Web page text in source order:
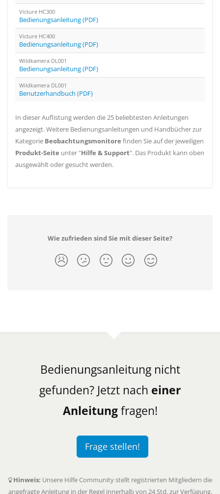
Victure HC300
Bedienungsanleitung (PDF)
Victure HC400
Bedienungsanleitung (PDF)
Wildkamera DL001
Bedienungsanleitung (PDF)
Wildkamera DL001
Benutzerhandbuch (PDF)
In dieser Auflistung werden die 25 beliebtesten Anleitungen
angezeigt. Weitere Bedienungsanleitungen und Handbücher zur
Kategorie Beobachtungsmonitore finden Sie auf der jeweiligen
Produkt-Seite unter "Hilfe & Support". Das Produkt kann oben
ausgewählt oder gesucht werden.
Wie zufrieden sind Sie mit dieser Seite?
Bedienungsanleitung nicht
gefunden? Jetzt nach einer
Anleitungfragen!
Frage stellen!
Hinweis: Unsere Hilfe Community stellt registrierten Mitgliedern die
angefragte Anleitung in der Regel innerhalb von 24 Std. zur Verfügung.